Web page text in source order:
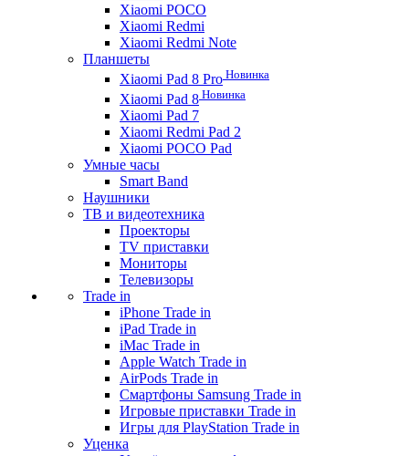
Xiaomi POCO
Xiaomi Redmi
Xiaomi Redmi Note
Планшеты
Xiaomi Pad 8 Pro Новинка
Xiaomi Pad 8 Новинка
Xiaomi Pad 7
Xiaomi Redmi Pad 2
Xiaomi POCO Pad
Умные часы
Smart Band
Наушники
ТВ и видеотехника
Проекторы
TV приставки
Мониторы
Телевизоры
Trade in
iPhone Trade in
iPad Trade in
iMac Trade in
Apple Watch Trade in
AirPods Trade in
Смартфоны Samsung Trade in
Игровые приставки Trade in
Игры для PlayStation Trade in
Уценка